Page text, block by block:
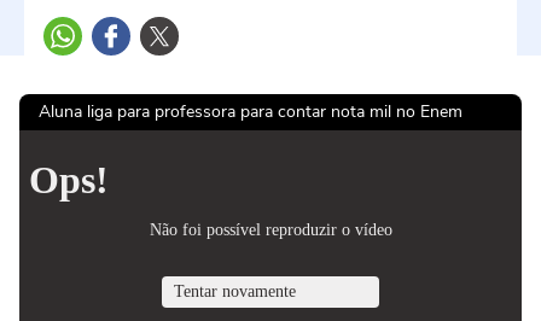
Aluna liga para professora para contar nota mil no Enem